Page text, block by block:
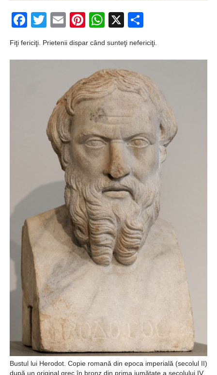
sângerează
Facebook
Twitter
EmailPinterest
WhatsApp
X
Fiţi fericiţi. Prietenii dispar când sunteţi nefericiţi.
Bustul lui Herodot. Copie romană din epoca imperială (secolul II)
după un original grec în bronz din prima jumătate a secolului IV